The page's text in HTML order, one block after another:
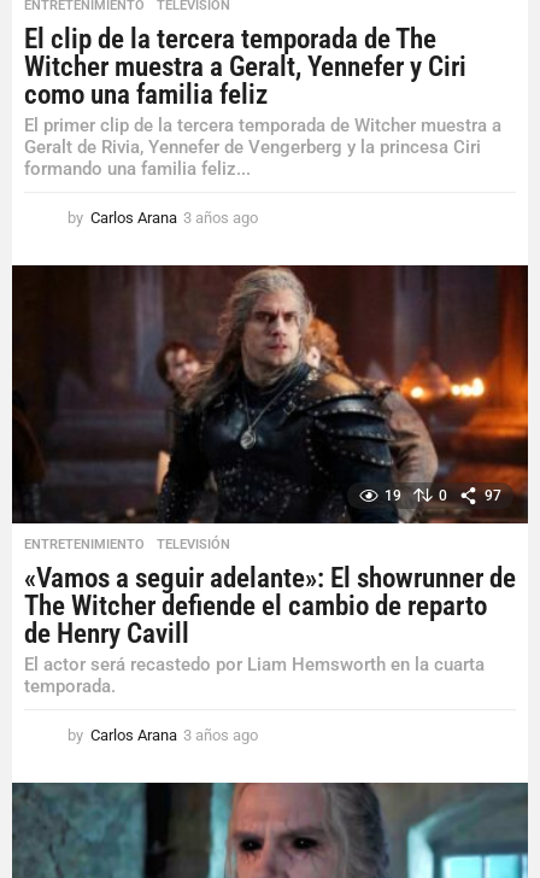
ENTRETENIMIENTO ,TELEVISIÓN
El clip de la tercera temporada de The
Witcher muestra a Geralt, Yennefer y Ciri
como una familia feliz
El primer clip de la tercera temporada de Witcher muestra a
Geralt de Rivia, Yennefer de Vengerberg y la princesa Ciri
formando una familia feliz...
by Carlos Arana 3 años ago
ñ
o
s
a
g
o
19 0 97
ENTRETENIMIENTO ,TELEVISIÓN
«Vamos a seguir adelante»: El showrunner de
The Witcher defiende el cambio de reparto
de Henry Cavill
El actor será recastedo por Liam Hemsworth en la cuarta
temporada.
by Carlos Arana 3 años ago
ñ
s
a